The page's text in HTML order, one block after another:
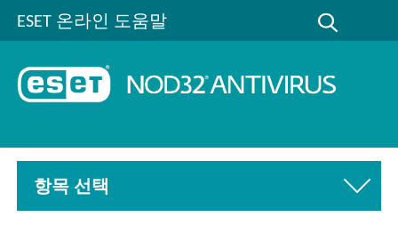
ESET 온라인 도움말
항목 선택